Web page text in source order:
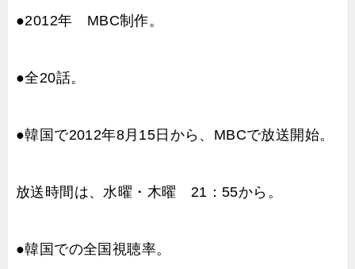
●2012年 MBC制作。
●全20話。
●韓国で2012年8月15日から、MBCで放送開始。
放送時間は、水曜・木曜 21：55から。
●韓国での全国視聴率。